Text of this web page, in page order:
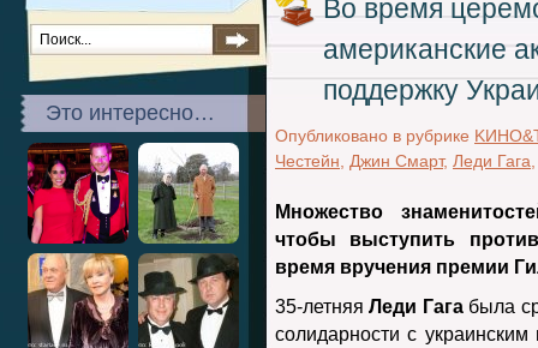
Это интересно…
Во время
американские
поддержку
Опубликовано в рубрике
Честейн
Джин Смарт, Леди Гага
Множество
чтобы выступить
время вручения премии
35-летняя Леди Гага была
солидарности с